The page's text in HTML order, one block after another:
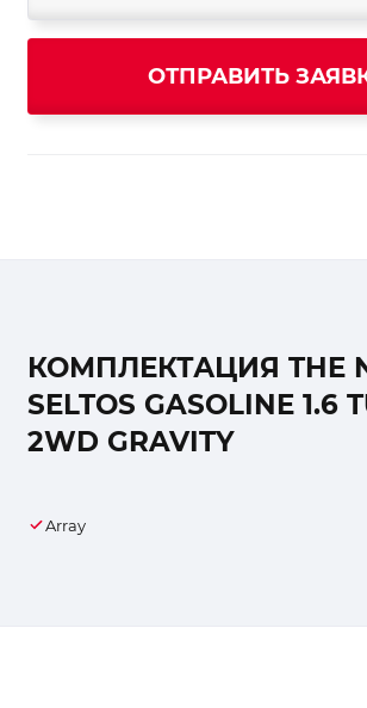
ОТПРАВИТЬ
КОМПЛЕКТАЦИЯ THE
SELTOS GASOLINE 1.6
2WD GRAVITY
Array